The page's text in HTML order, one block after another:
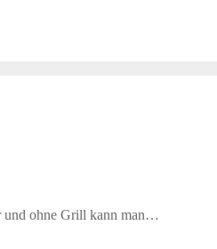
und ohne Grill kann man…